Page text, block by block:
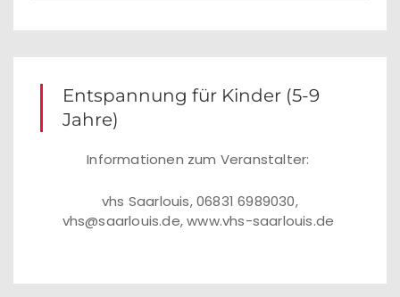
Entspannung für Kinder (5-9
Jahre)
Informationen zum Veranstalter:
vhs Saarlouis, 06831 6989030,
vhs@saarlouis.de, www.vhs-saarlouis.de